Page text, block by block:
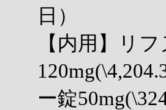
日）
【内用】リ
ー錠